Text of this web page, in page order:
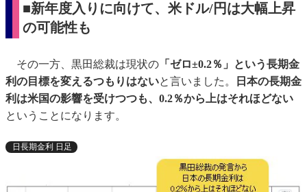
■新年度入りに向けて、米ドル/円は大幅上昇
の可能性も
その一方、黒田総裁は現状の 「ゼロ±0.2％」という長期金
利の目標を変えるつもりはないと言いました。
日本の長期金
利は米国の影響を受けつつも、0.2％から上はそれほどない
ということになります。
日長期金利 日足